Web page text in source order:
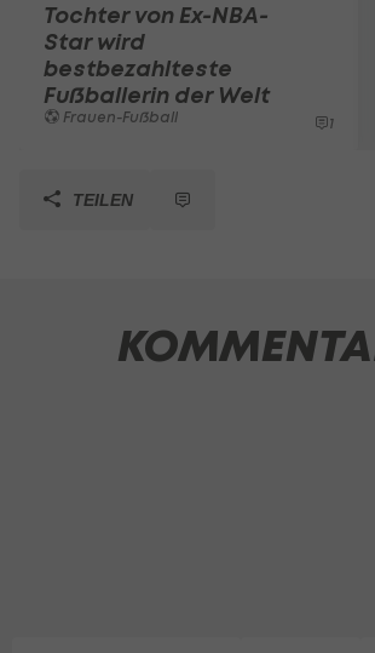
Tochter von Ex-NBA-
Star wird
bestbezahlteste
Fußballerin der Welt
Frauen-Fußball 1
TEILEN